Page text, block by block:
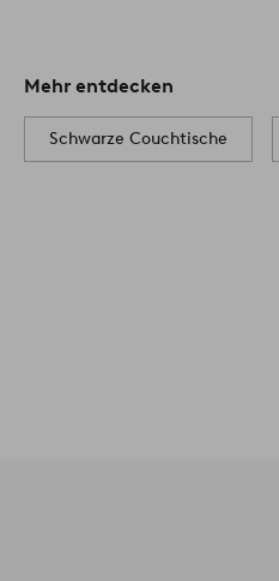
Mehr entdecken
Schwarze Couchtische